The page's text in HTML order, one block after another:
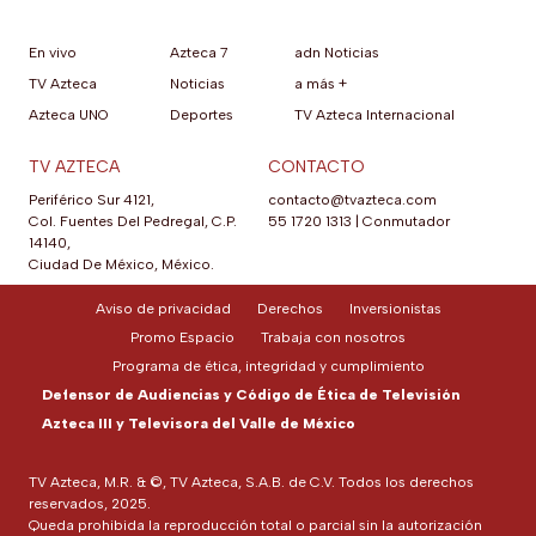
En vivo
TV Azteca
Azteca UNO
Azteca 7
Noticias
Deportes
adn Noticias
a más +
TV Azteca Internacional
TV AZTECA
Periférico Sur 4121,
Col. Fuentes Del Pedregal, C.P.
14140,
Ciudad De México, México.
CONTACTO
contacto@tvazteca.com
55 1720 1313
Conmutador
TV Azteca, M.R. & ©, TV Azteca, S.A.B. de C.V. Todos los derechos
reservados, 2025.
Queda prohibida la reproducción total o parcial sin la autorización
Aviso de privacidad Derechos
Inversionistas
Promo Espacio
Trabaja con nosotros
Programa de ética, integridad y cumplimiento
Defensor de Audiencias y Código de Ética de Televisión
Azteca III y Televisora del Valle de México